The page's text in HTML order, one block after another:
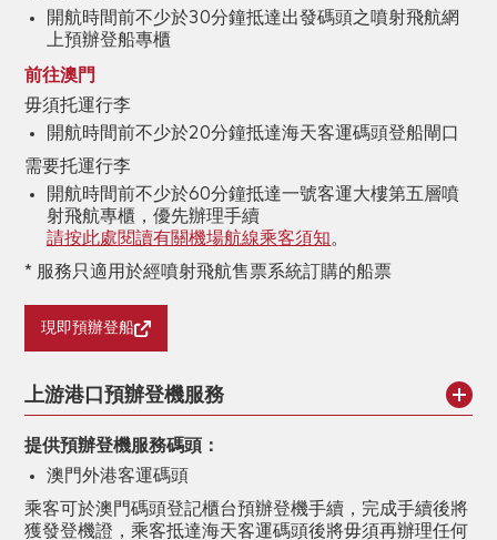
開航時間前不少於30分鐘抵達出發碼頭之噴射飛航網
上預辦登船專櫃
前往澳門
毋須托運行李
開航時間前不少於20分鐘抵達海天客運碼頭登船閘口
需要托運行李
開航時間前不少於60分鐘抵達一號客運大樓第五層噴
射飛航專櫃，優先辦理手續
請按此處閱讀有關機場航線乘客須知。
* 服務只適用於經噴射飛航售票系統訂購的船票
現即預辦登船
上游港口預辦登機服務
提供預辦登機服務碼頭：
澳門外港客運碼頭
乘客可於澳門碼頭登記櫃台預辦登機手續，完成手續後將
獲發登機證，乘客抵達海天客運碼頭後將毋須再辦理任何